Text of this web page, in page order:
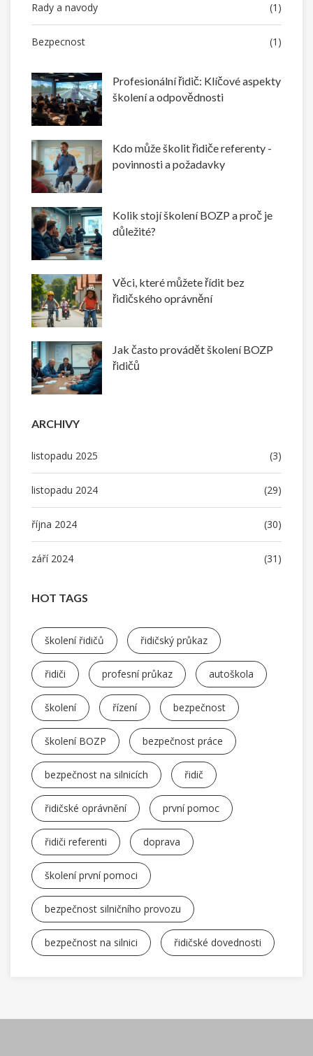
Rady a navody (1)
Bezpecnost (1)
Profesionální řidič: Klíčové aspekty
školení a odpovědnosti
Kdo může školit řidiče referenty -
povinnosti a požadavky
Kolik stojí školení BOZP a proč je
důležité?
Věci, které můžete řídit bez
řidičského oprávnění
Jak často provádět školení BOZP
řidičů
ARCHIVY
listopadu 2025 (3)
listopadu 2024 (29)
října 2024 (30)
září 2024 (31)
HOT TAGS
školení řidičů řidičský průkaz
řidiči profesní průkaz autoškola
školení řízení bezpečnost
školení BOZP bezpečnost práce
bezpečnost na silnicích řidič
řidičské oprávnění první pomoc
řidiči referenti doprava
školení první pomoci
bezpečnost silničního provozu
bezpečnost na silnici řidičské dovednosti